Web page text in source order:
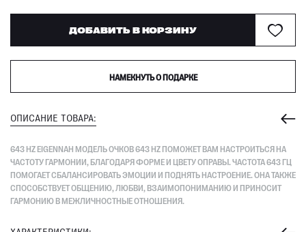
ДОБАВИТЬ В КОРЗИНУ
НАМЕКНУТЬ О ПОДАРКЕ
ОПИСАНИЕ ТОВАРА:
643 HZ EIGENNAH МОДЕЛЬ ОЧКОВ 643 HZ ПОМОЖЕТ ВАМ НАСТРОИТЬСЯ НА
ЧАСТОТУ ГАРМОНИИ, БЛАГОДАРЯ ФОРМЕ И ЦВЕТУ ОПРАВЫ. ЧАСТОТА 643 ГЦ
ПОМОГАЕТ СБАЛАНСИРОВАТЬ ЭМОЦИИ И ПОДНЯТЬ НАСТРОЕНИЕ. ОНА ТАКЖЕ
СПОСОБСТВУЕТ ОБЩЕНИЮ, ЛЮБВИ, ВЗАИМОПОНИМАНИЮ И ПРИНОСИТ
ГАРМОНИЮ В МЕЖЛИЧНОСТНЫЕ ОТНОШЕНИЯ.